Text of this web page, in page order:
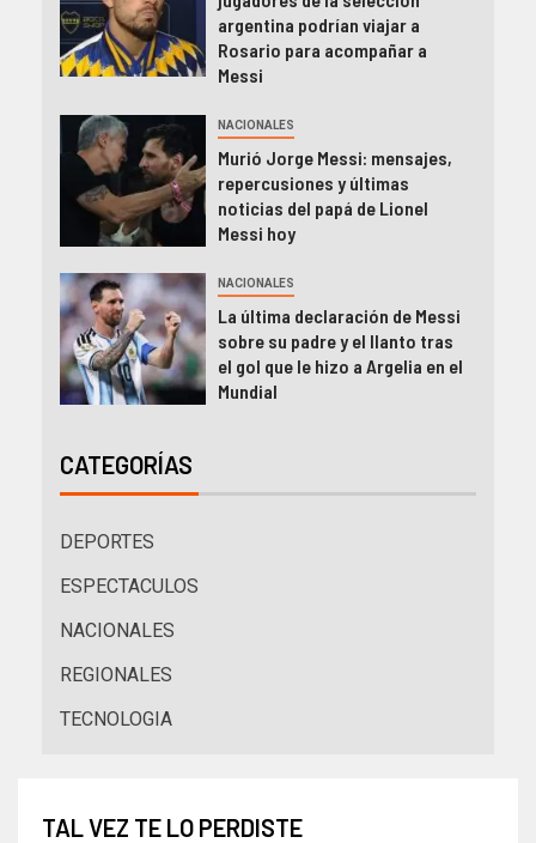
argentina podrían viajar a
Rosario para acompañar a
Messi
NACIONALES
Murió Jorge Messi: mensajes,
repercusiones y últimas
noticias del papá de Lionel
Messi hoy
NACIONALES
La última declaración de Messi
sobre su padre y el llanto tras
el gol que le hizo a Argelia en el
Mundial
CATEGORÍAS
DEPORTES
ESPECTACULOS
NACIONALES
REGIONALES
TECNOLOGIA
TAL VEZ TE LO PERDISTE